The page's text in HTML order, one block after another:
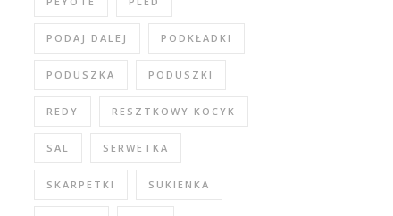
PODAJ DALEJ PODKŁADKI
PODUSZKA PODUSZKI
REDY RESZTKOWY KOCYK
SAL SERWETKA
SKARPETKI SUKIENKA